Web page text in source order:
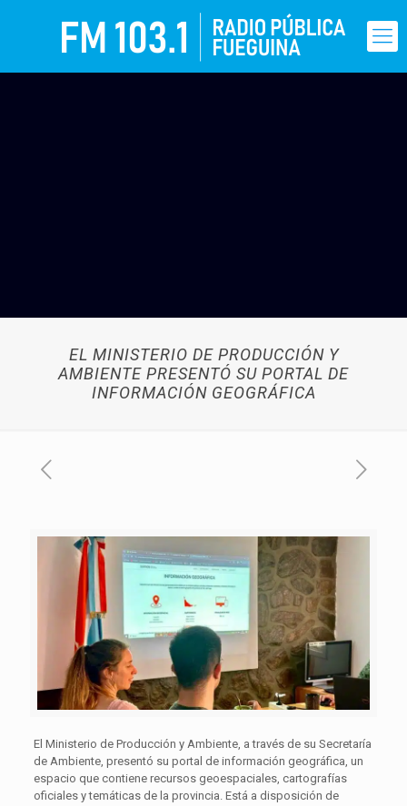
EL MINISTERIO DE PRODUCCIÓN Y
AMBIENTE PRESENTÓ SU PORTAL DE
INFORMACIÓN GEOGRÁFICA
El Ministerio de Producción y Ambiente, a través de su Secretaría
de Ambiente, presentó su portal de información geográfica, un
espacio que contiene recursos geoespaciales, cartografías
oficiales y temáticas de la provincia. Está a disposición de